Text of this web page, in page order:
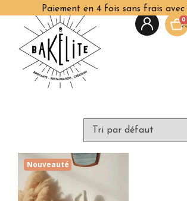
Paiement en 4 fois sans frais avec
0
Nouveauté